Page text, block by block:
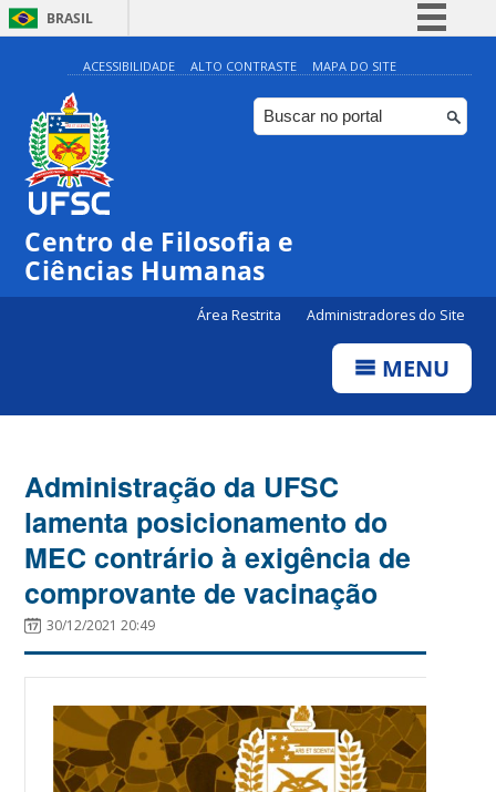
BRASIL
Simplifique!
Comunica BR
Participe
ACESSIBILIDADE ALTO CONTRASTE MAPA DO SITE
Centro de Filosofia e
Ciências Humanas
Área Restrita Administradores do Site
MENU
Administração da UFSC
lamenta posicionamento do
MEC contrário à exigência de
comprovante de vacinação
30/12/2021 20:49